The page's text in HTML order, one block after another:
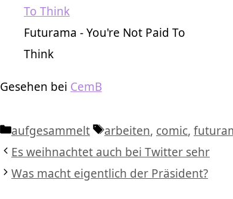
Futurama - You're Not Paid To
Think
Gesehen bei CemB
Kategorien
aufgesammelt Schlagwörter
arbeiten, comic,
Es weihnachtet auch bei Twitter sehr
Was macht eigentlich der Präsident?